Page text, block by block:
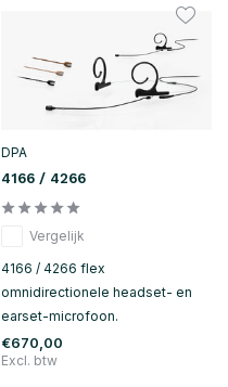
DPA
4166 / 4266
Vergelijk
4166 / 4266 flex
omnidirectionele headset- en
earset-microfoon.
€670,00
Excl. btw